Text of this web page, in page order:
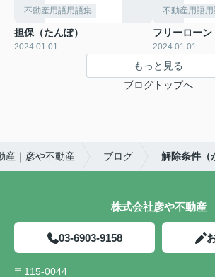
不動産用語用語集
担保（たんぽ）
2024.01.01
不動産用語
フリーローン
2024.01.01
もっと見る
ブログトップへ
産｜彦や不動産 ブログ 解除条件（
株式会社彦や不動産
03-6903-9158
〒115-0044